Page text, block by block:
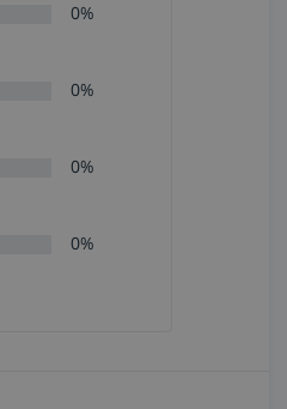
0%
0%
0%
0%